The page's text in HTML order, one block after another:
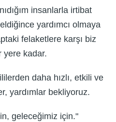
insanlarla irtibat
yardımcı olmaya
felaketlere karşı biz
yere kadar.
daha hızlı, etkili ve
yardımlar bekliyoruz.
geleceğimiz için."